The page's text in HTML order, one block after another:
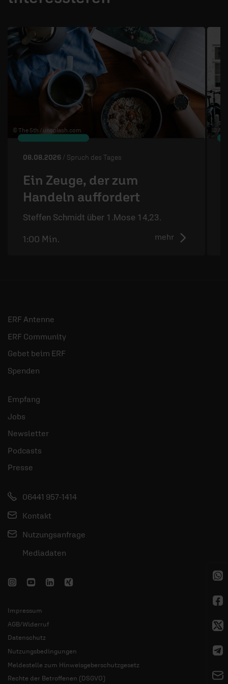
© The 5th / unsplash.com
08.08.2026 / Spruch des Tages
Ein Zeuge, der zum
Handeln auffordert
Steffen Schmidt über 1.Mose 14,23.
mehr
1:00 Min.
©
ERF Antenne
ERF Community
Gebet beim ERF
Spenden
Empfang
Jobs
Newsletter
Podcasts
Presse
06441 957-1414
Kontakt
Nutzungsanfrage
Mediadaten
Impressum
AGB/Widerruf
Datenschutz
Nutzungsbedingungen
Meldestelle zum Hinweisgeberschutzgesetz
Rechte der Betroffenen (DSGVO)